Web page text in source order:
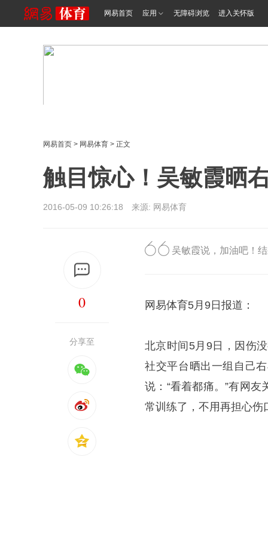
网易首页 应用 无障碍浏览 进入关怀版
网易首页 > 网易体育 > 正文
触目惊心！吴敏霞晒
2016-05-09 10:26:18 来源: 网易体育
0
分享至
吴敏霞说，加油吧！
网易体育5月9日报道：
北京时间5月9日，因伤
社交平台晒出一组自己
说：“看着都痛。”有网
常训练了，不用再担心伤